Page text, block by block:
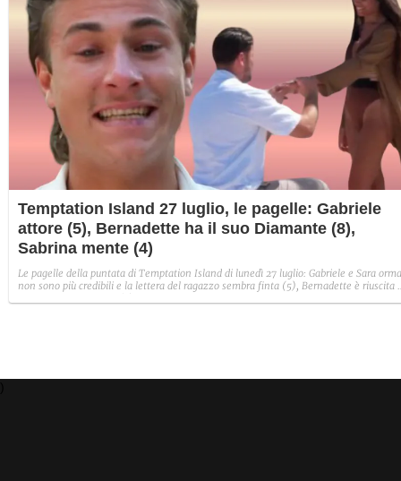
Temptation Island 27 luglio, le pagelle: Gabriele
attore (5), Bernadette ha il suo Diamante (8),
Sabrina mente (4)
Le pagelle della puntata di Temptation Island di lunedì 27 luglio: Gabriele e Sara
non sono più credibili e la lettera del ragazzo sembra finta (5), Bernadette è riuscita